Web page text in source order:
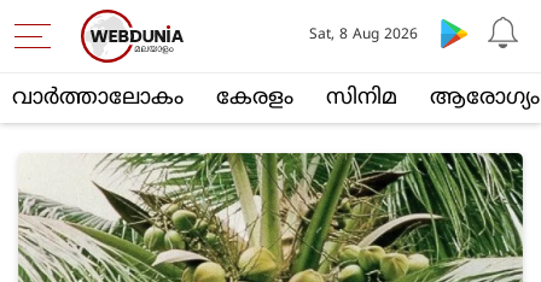
വാര്‍ത്താലോകം കേരളം സിനിമ ആരോഗ്യം
Sat, 8 Aug 2026